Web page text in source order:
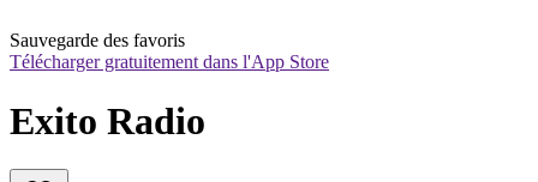
Sauvegarde des favoris
Télécharger gratuitement dans l'App Store
Exito Radio